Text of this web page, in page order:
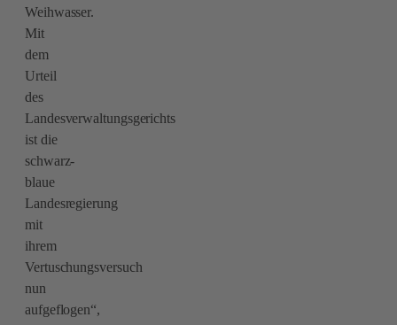
Weihwasser.
Mit
dem
Urteil
des
Landesverwaltungsgerichts
ist die
schwarz-
blaue
Landesregierung
mit
ihrem
Vertuschungsversuch
nun
aufgeflogen“,